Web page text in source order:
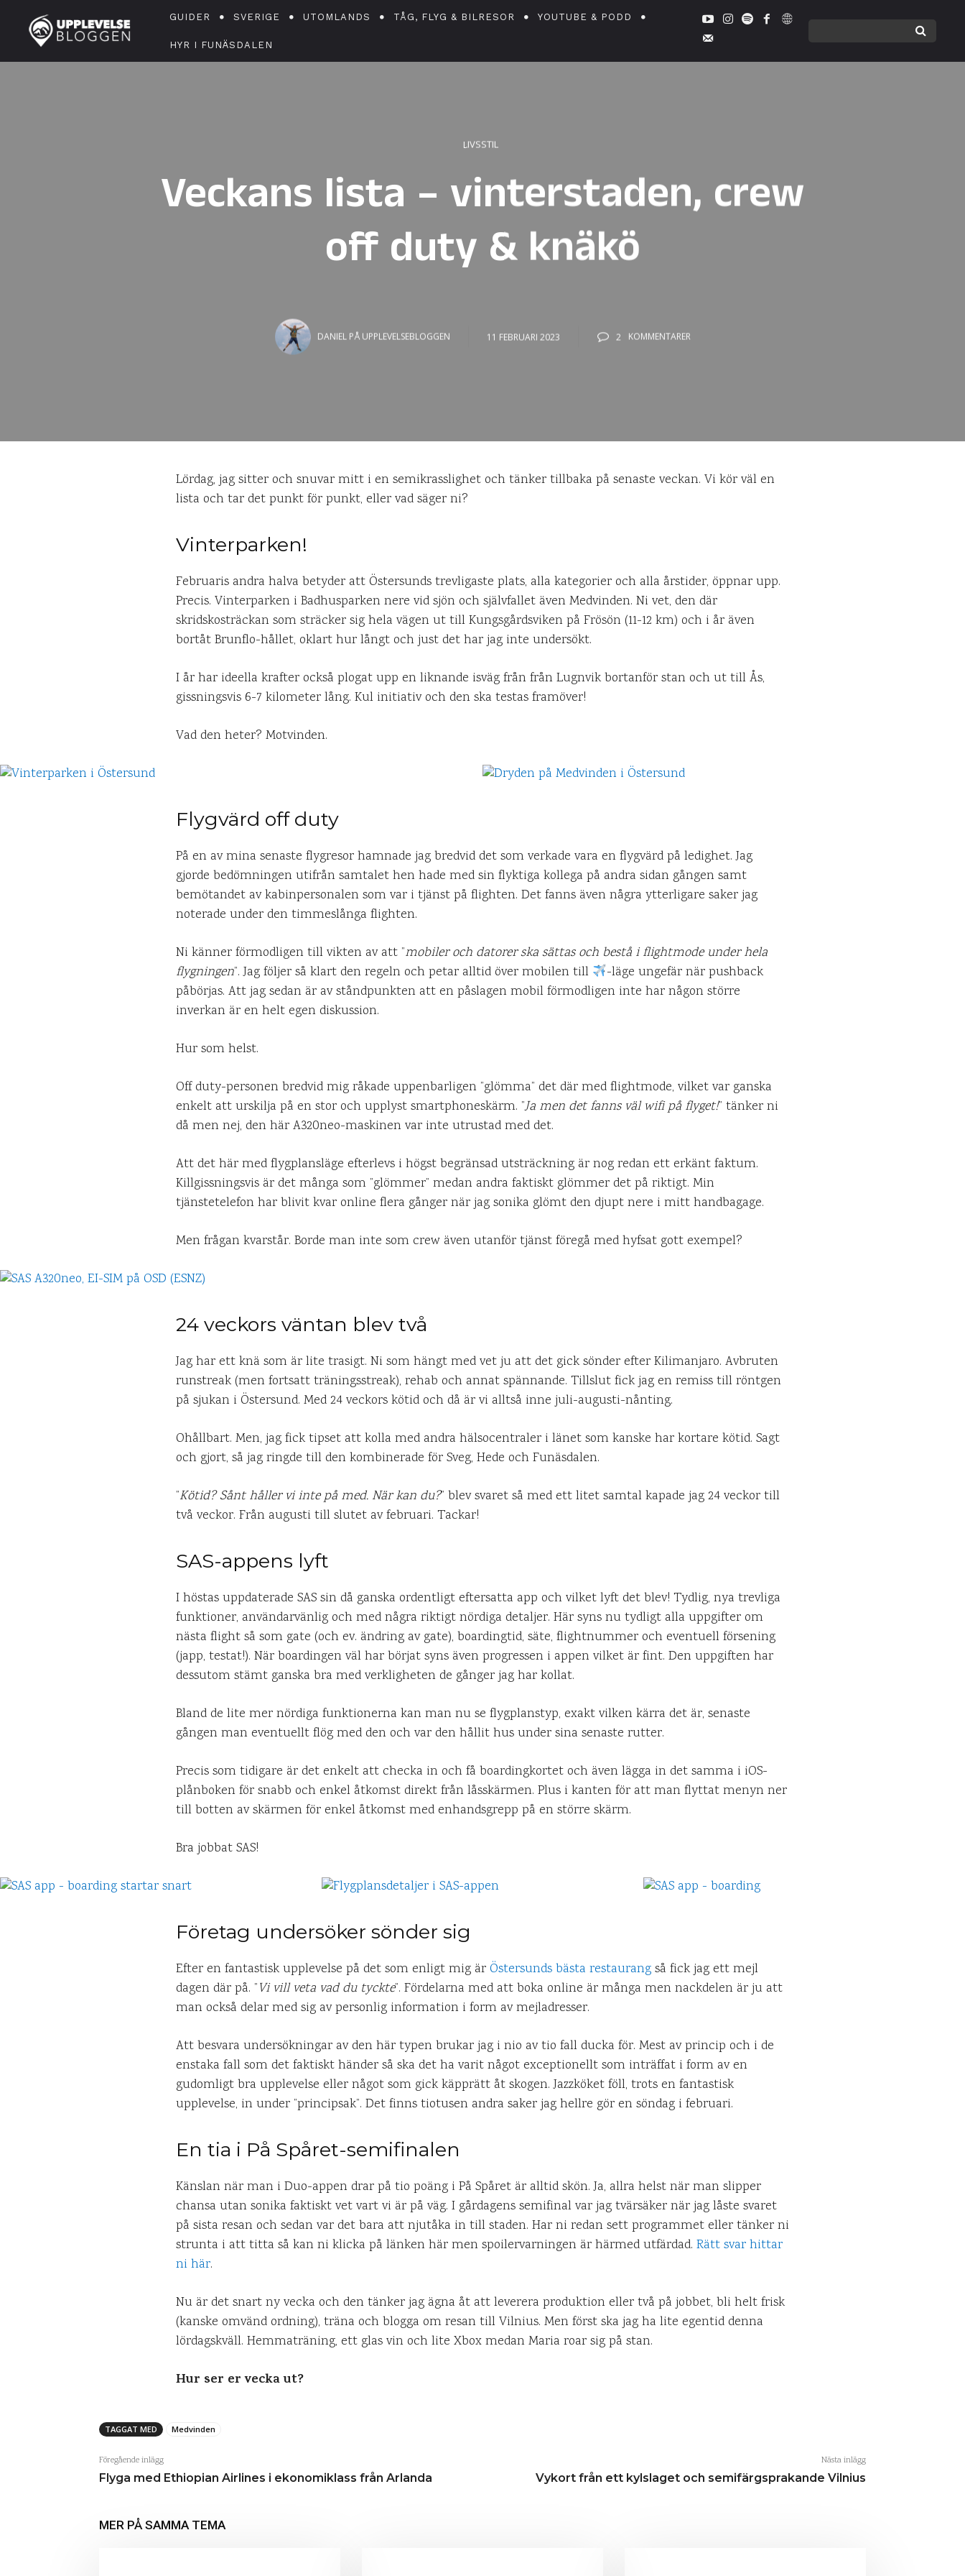
GUIDER SVERIGE UTOMLANDS TÅG, FLYG & BILRESOR YOUTUBE & PODD
HYR I FUNÄSDALEN
LIVSSTIL
Veckans lista – vinterstaden, crew
off duty & knäkö
DANIEL PÅ UPPLEVELSEBLOGGEN 11 FEBRUARI 2023 2 KOMMENTARER
Lördag, jag sitter och snuvar mitt i en semikrasslighet och tänker tillbaka på senaste veckan. Vi kör väl en
lista och tar det punkt för punkt, eller vad säger ni?
Vinterparken!
Februaris andra halva betyder att Östersunds trevligaste plats, alla kategorier och alla årstider, öppnar upp.
Precis. Vinterparken i Badhusparken nere vid sjön och självfallet även Medvinden. Ni vet, den där
skridskosträckan som sträcker sig hela vägen ut till Kungsgårdsviken på Frösön (11-12 km) och i år även
bortåt Brunflo-hållet, oklart hur långt och just det har jag inte undersökt.
I år har ideella krafter också plogat upp en liknande isväg från från Lugnvik bortanför stan och ut till Ås,
gissningsvis 6-7 kilometer lång. Kul initiativ och den ska testas framöver!
Vad den heter? Motvinden.
Flygvärd off duty
På en av mina senaste flygresor hamnade jag bredvid det som verkade vara en flygvärd på ledighet. Jag
gjorde bedömningen utifrån samtalet hen hade med sin flyktiga kollega på andra sidan gången samt
bemötandet av kabinpersonalen som var i tjänst på flighten. Det fanns även några ytterligare saker jag
noterade under den timmeslånga flighten.
Ni känner förmodligen till vikten av att ”mobiler och datorer ska sättas och bestå i flightmode under hela
flygningen”. Jag följer så klart den regeln och petar alltid över mobilen till
-läge ungefär när pushback
påbörjas. Att jag sedan är av ståndpunkten att en påslagen mobil förmodligen inte har någon större
inverkan är en helt egen diskussion.
Hur som helst.
Off duty-personen bredvid mig råkade uppenbarligen ”glömma” det där med flightmode, vilket var ganska
enkelt att urskilja på en stor och upplyst smartphoneskärm. ”Ja men det fanns väl wifi på flyget!” tänker ni
då men nej, den här A320neo-maskinen var inte utrustad med det.
Att det här med flygplansläge efterlevs i högst begränsad utsträckning är nog redan ett erkänt faktum.
Killgissningsvis är det många som ”glömmer” medan andra faktiskt glömmer det på riktigt. Min
tjänstetelefon har blivit kvar online flera gånger när jag sonika glömt den djupt nere i mitt handbagage.
Men frågan kvarstår. Borde man inte som crew även utanför tjänst föregå med hyfsat gott exempel?
24 veckors väntan blev två
Jag har ett knä som är lite trasigt. Ni som hängt med vet ju att det gick sönder efter Kilimanjaro. Avbruten
runstreak (men fortsatt träningsstreak), rehab och annat spännande. Tillslut fick jag en remiss till röntgen
på sjukan i Östersund. Med 24 veckors kötid och då är vi alltså inne juli-augusti-nånting.
Ohållbart. Men, jag fick tipset att kolla med andra hälsocentraler i länet som kanske har kortare kötid. Sagt
och gjort, så jag ringde till den kombinerade för Sveg, Hede och Funäsdalen.
”Kötid? Sånt håller vi inte på med. När kan du?” blev svaret så med ett litet samtal kapade jag 24 veckor till
två veckor. Från augusti till slutet av februari. Tackar!
SAS-appens lyft
I höstas uppdaterade SAS sin då ganska ordentligt eftersatta app och vilket lyft det blev! Tydlig, nya trevliga
funktioner, användarvänlig och med några riktigt nördiga detaljer. Här syns nu tydligt alla uppgifter om
nästa flight så som gate (och ev. ändring av gate), boardingtid, säte, flightnummer och eventuell försening
(japp, testat!). När boardingen väl har börjat syns även progressen i appen vilket är fint. Den uppgiften har
dessutom stämt ganska bra med verkligheten de gånger jag har kollat.
Bland de lite mer nördiga funktionerna kan man nu se flygplanstyp, exakt vilken kärra det är, senaste
gången man eventuellt flög med den och var den hållit hus under sina senaste rutter.
Precis som tidigare är det enkelt att checka in och få boardingkortet och även lägga in det samma i iOS-
plånboken för snabb och enkel åtkomst direkt från låsskärmen. Plus i kanten för att man flyttat menyn ner
till botten av skärmen för enkel åtkomst med enhandsgrepp på en större skärm.
Bra jobbat SAS!
Företag undersöker sönder sig
Efter en fantastisk upplevelse på det som enligt mig ärÖstersunds bästa restaurangså fick jag ett mejl
dagen där på. ”Vi vill veta vad du tyckte”. Fördelarna med att boka online är många men nackdelen är ju att
man också delar med sig av personlig information i form av mejladresser.
Att besvara undersökningar av den här typen brukar jag i nio av tio fall ducka för. Mest av princip och i de
enstaka fall som det faktiskt händer så ska det ha varit något exceptionellt som inträffat i form av en
gudomligt bra upplevelse eller något som gick käpprätt åt skogen. Jazzköket föll, trots en fantastisk
upplevelse, in under ”principsak”. Det finns tiotusen andra saker jag hellre gör en söndag i februari.
En tia i På Spåret-semifinalen
Känslan när man i Duo-appen drar på tio poäng i På Spåret är alltid skön. Ja, allra helst när man slipper
chansa utan sonika faktiskt vet vart vi är på väg. I gårdagens semifinal var jag tvärsäker när jag låste svaret
på sista resan och sedan var det bara att njutåka in till staden. Har ni redan sett programmet eller tänker ni
strunta i att titta så kan ni klicka på länken här men spoilervarningen är härmed utfärdad. Rätt svar hittar
ni här.
Nu är det snart ny vecka och den tänker jag ägna åt att leverera produktion eller två på jobbet, bli helt frisk
(kanske omvänd ordning), träna och blogga om resan till Vilnius. Men först ska jag ha lite egentid denna
lördagskväll. Hemmaträning, ett glas vin och lite Xbox medan Maria roar sig på stan.
Hur ser er vecka ut?
TAGGAT MED Medvinden
Föregående inlägg
Flyga med Ethiopian Airlines i ekonomiklass från Arlanda
Nästa inlägg
Vykort från ett kylslaget och semifärgsprakande Vilnius
MER PÅ SAMMA TEMA